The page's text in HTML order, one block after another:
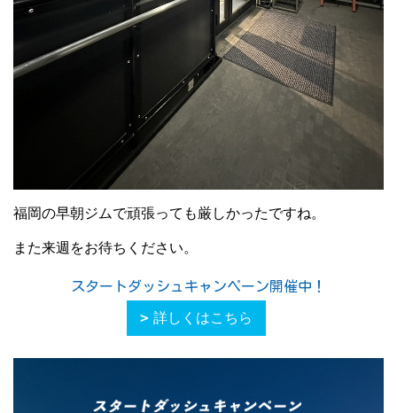
福岡の早朝ジムで頑張っても厳しかったですね。
また来週をお待ちください。
スタートダッシュキャンペーン開催中！
詳しくはこちら